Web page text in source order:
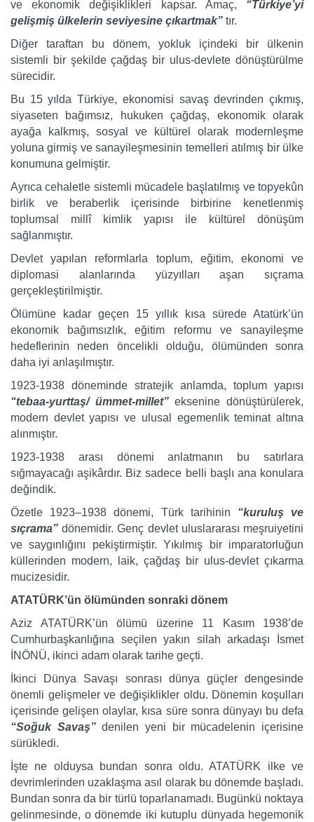
ve ekonomik değişiklikleri kapsar. Amaç, “Türkiye’yi
gelişmiş ülkelerin seviyesine çıkartmak” tır.
Diğer taraftan bu dönem, yokluk içindeki bir ülkenin
sistemli bir şekilde çağdaş bir ulus-devlete dönüştürülme
sürecidir.
Bu 15 yılda Türkiye, ekonomisi savaş devrinden çıkmış,
siyaseten bağımsız, hukuken çağdaş, ekonomik olarak
ayağa kalkmış, sosyal ve kültürel olarak modernleşme
yoluna girmiş ve sanayileşmesinin temelleri atılmış bir ülke
konumuna gelmiştir.
Ayrıca cehaletle sistemli mücadele başlatılmış ve topyekûn
birlik ve beraberlik içerisinde birbirine kenetlenmiş
toplumsal millî kimlik yapısı ile kültürel dönüşüm
sağlanmıştır.
Devlet yapılan reformlarla toplum, eğitim, ekonomi ve
diplomasi alanlarında yüzyılları aşan sıçrama
gerçekleştirilmiştir.
Ölümüne kadar geçen 15 yıllık kısa sürede Atatürk’ün
ekonomik bağımsızlık, eğitim reformu ve sanayileşme
hedeflerinin neden öncelikli olduğu, ölümünden sonra
daha iyi anlaşılmıştır.
1923-1938 döneminde stratejik anlamda, toplum yapısı
“tebaa-yurttaş/ ümmet-millet”eksenine dönüştürülerek,
modern devlet yapısı ve ulusal egemenlik teminat altına
alınmıştır.
1923-1938 arası dönemi anlatmanın bu satırlara
sığmayacağı aşikârdır. Biz sadece belli başlı ana konulara
değindik.
Özetle 1923–1938 dönemi, Türk tarihinin “kuruluş ve
sıçrama” dönemidir. Genç devlet uluslararası meşruiyetini
ve saygınlığını pekiştirmiştir. Yıkılmış bir imparatorluğun
küllerinden modern, laik, çağdaş bir ulus-devlet çıkarma
mucizesidir.
ATATÜRK’ün ölümünden sonraki dönem
Aziz ATATÜRK’ün ölümü üzerine 11 Kasım 1938’de
Cumhurbaşkanlığına seçilen yakın silah arkadaşı İsmet
İNÖNÜ, ikinci adam olarak tarihe geçti.
İkinci Dünya Savaşı sonrası dünya güçler dengesinde
önemli gelişmeler ve değişiklikler oldu. Dönemin koşulları
içerisinde gelişen olaylar, kısa süre sonra dünyayı bu defa
“Soğuk Savaş”denilen yeni bir mücadelenin içerisine
sürükledi.
İşte ne olduysa bundan sonra oldu. ATATÜRK ilke ve
devrimlerinden uzaklaşma asıl olarak bu dönemde başladı.
Bundan sonra da bir türlü toparlanamadı. Bugünkü noktaya
gelinmesinde, o dönemde iki kutuplu dünyada hegemonik